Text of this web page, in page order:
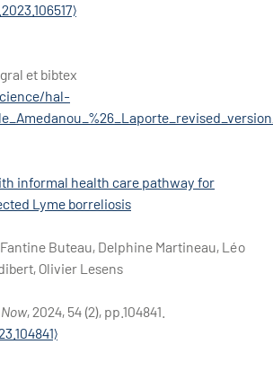
et bibtex
informal health care pathway for
Lyme borreliosis
Buteau, Delphine Martineau, Léo
Olivier Lesens
, 2024, 54 (2), pp.104841.